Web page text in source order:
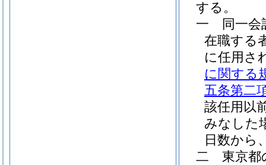
する。
一
同一
在職する
に任用さ
に関する
五条第二
該任用以
みなした
日数から
二
東京